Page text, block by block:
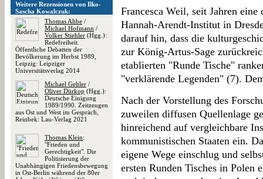
Weitere Rezensionen von Ilko-
Sascha Kowalczuk:
Thomas Ahbe /
Michael Hofmann /
Volker Stiehler (Hgg.):
Redefreiheit.
Öffentliche Debatten der
Bevölkerung im Herbst 1989,
Leipzig: Leipziger
Universitätsverlag 2014
Michael Gehler /
Oliver Dürkop (Hgg.):
Deutsche Einigung
1989/1990. Zeitzeugen
aus Ost und West im Gespräch,
Reinbek: Lau-Verlag 2021
Thomas Klein:
"Frieden und
Gerechtigkeit". Die
Politisierung der
Unabhängigen Friedensbewegung
in Ost-Berlin während der 80er
Francesca Weil, seit Jahren
Hannah-Arendt-Institut in
darauf hin, dass die
zur König-Artus-Sage
etablierten "Runde Tische"
"verklärende Legenden" (7).
Nach der Vorstellung des
zuweilen diffusen Quellenlage
hinreichend auf vergleichbare
kommunistischen Staaten ein.
eigene Wege einschlug und
ersten Runden Tisches in Polen